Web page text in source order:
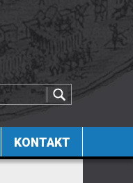
KONTAKT